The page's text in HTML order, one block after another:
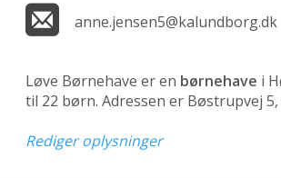
anne.jensen5@kalundborg.dk
Løve Børnehave er en børnehave i
til 22 børn. Adressen er Bøstrupvej
Rediger oplysninger